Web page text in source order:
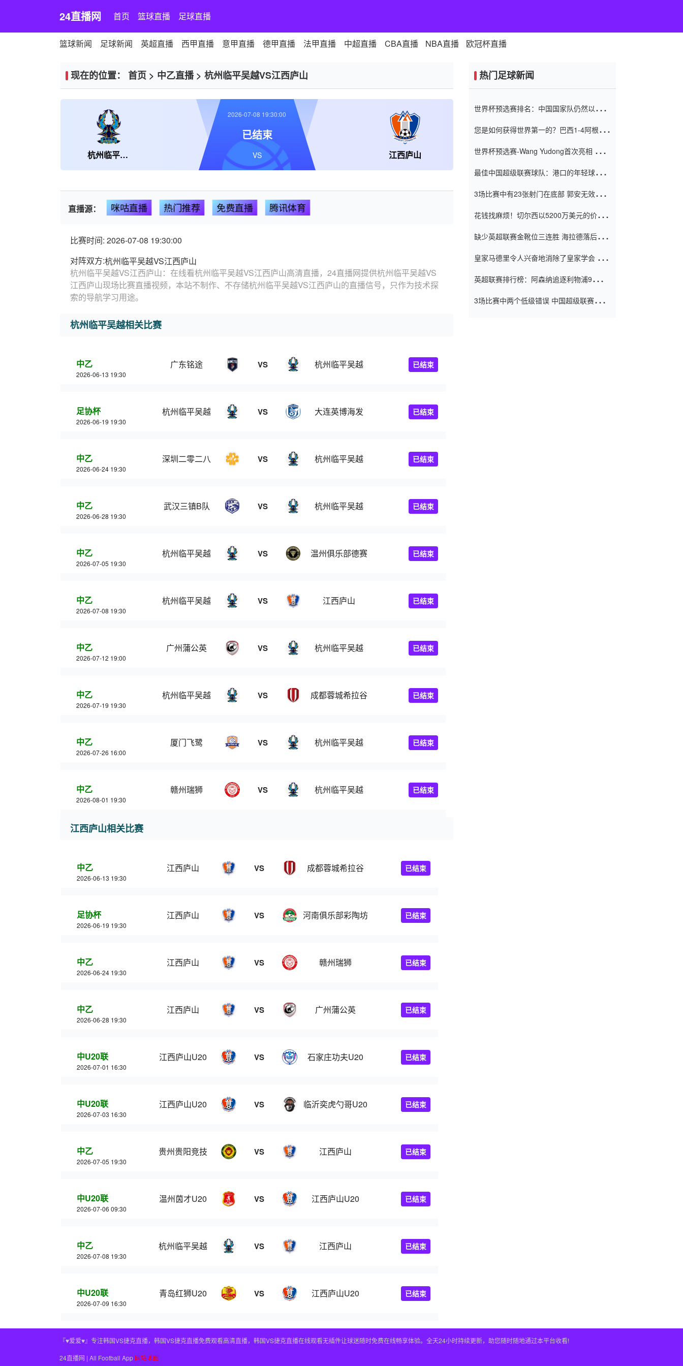
24直播网 首页 篮球直播 足球直播
篮球新闻 足球新闻 英超直播 西甲直播 意甲直播 德甲直播 法甲直播 中超直播 CBA直播 NBA直播 欧冠杯直播
现在的位置： 首页 > 中乙直播> 杭州临平吴越VS江西庐山
杭州临平吴越 江西庐山
2026-07-08 19:30:00
已结束
VS
直播源： 咪咕直播 热门推荐 免费直播 腾讯体育
比赛时间: 2026-07-08 19:30:00
对阵双方:杭州临平吴越VS江西庐山
杭州临平吴越VS江西庐山：在线看杭州临平吴越VS江西庐山高清直播，24直播网提供杭州临平吴越VS
江西庐山现场比赛直播视频，本站不制作、不存储杭州临平吴越VS江西庐山的直播信号，只作为技术探
索的导航学习用途。
杭州临平吴越相关比赛
中乙
2026-06-13 19:30
广东铭途 VS 杭州临平吴越 已结束
足协杯
2026-06-19 19:30
杭州临平吴越 VS 大连英博海发 已结束
中乙
2026-06-24 19:30
深圳二零二八 VS 杭州临平吴越 已结束
中乙
2026-06-28 19:30
武汉三镇B队 VS 杭州临平吴越 已结束
中乙
2026-07-05 19:30
杭州临平吴越 VS 温州俱乐部德赛 已结束
中乙
2026-07-08 19:30
杭州临平吴越 VS 江西庐山 已结束
中乙
2026-07-12 19:00
广州蒲公英 VS 杭州临平吴越 已结束
中乙
2026-07-19 19:30
杭州临平吴越 VS 成都蓉城希拉谷 已结束
中乙
2026-07-26 16:00
厦门飞鹭 VS 杭州临平吴越 已结束
中乙
2026-08-01 19:30
赣州瑞狮 VS 杭州临平吴越 已结束
江西庐山相关比赛
中乙
2026-06-13 19:30
江西庐山 VS 成都蓉城希拉谷 已结束
足协杯
2026-06-19 19:30
江西庐山 VS 河南俱乐部彩陶坊 已结束
中乙
2026-06-24 19:30
江西庐山 VS 赣州瑞狮 已结束
中乙
2026-06-28 19:30
江西庐山 VS 广州蒲公英 已结束
中U20联
2026-07-01 16:30
江西庐山U20 VS 石家庄功夫U20 已结束
中U20联
2026-07-03 16:30
江西庐山U20 VS 临沂奕虎勺哥U20 已结束
中乙
2026-07-05 19:30
贵州贵阳竞技 VS 江西庐山 已结束
中U20联
2026-07-06 09:30
温州茵才U20 VS 江西庐山U20 已结束
中乙
2026-07-08 19:30
杭州临平吴越 VS 江西庐山 已结束
中U20联
2026-07-09 16:30
青岛红狮U20 VS 江西庐山U20 已结束
热门足球新闻
世界杯预选赛排名：中国国家队仍然以6分
您是如何获得世界第一的？巴西1-4阿根
世界杯预选赛-Wang Yudong首次亮相 中国
最佳中国超级联赛球队：港口的年轻球员在
（Taishan）
3场比赛中有23张射门在底部 郭安无效传球
花钱找麻烦！切尔西以5200万美元的价格
窗口
缺少英超联赛金靴位三连胜 海拉德落后6球
皇家马德里令人兴奋地消除了皇家学会 安
英超联赛排行榜：阿森纳追逐利物浦9分 曼
3场比赛中两个低级错误 中国超级联赛的前
『♥爱爱♥』专注韩国VS捷克直播，韩国VS捷克直播免费观看高清直播，韩国VS捷克直播在线观看无插件让球迷随时免费在线畅享体验。全天24小时持续更新，助您随时随地通过本平台收看!
24直播网 | All Football App 网站地图